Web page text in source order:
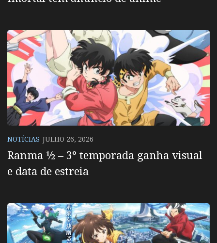
NOTÍCIAS JULHO 26, 2026
Ranma ½ – 3º temporada ganha visual
e data de estreia